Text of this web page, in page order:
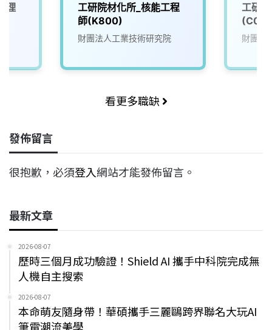
理
工研院材化所_核能工程
師(K800)
財團法人工業技術研究院
工研
財團法
看更多職缺
發佈留言
很抱歉，必須登入網站才能發佈留言。
最新文章
2026-08-07
歷時三個月成功驗證！Shield AI 攜手中科院完成無
人機自主搜索
2026-08-07
本命萌友隨身帶！華碩攜手三麗鷗跨界聯名大玩AI
筆電潮流美學